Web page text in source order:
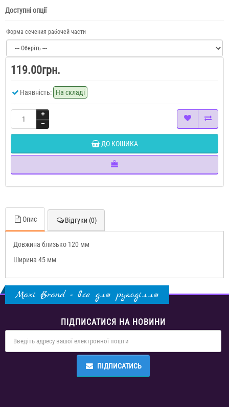
Доступні опції
Форма сечения рабочей части
119.00грн.
Наявність: На складі
ДО КОШИКА
Опис Відгуки (0)
Довжина близько 120 мм
Ширина 45 мм
Maxi Brand - все для рукоділля
ПІДПИСАТИСЯ НА НОВИНИ
ПІДПИСАТИСЬ